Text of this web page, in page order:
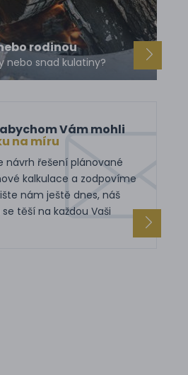
rodinou
nebo snad kulatiny?
Vám mohli
na míru
návrh řešení plánované
kalkulace a zodpovíme
nám ještě dnes, náš
těší na každou Vaši